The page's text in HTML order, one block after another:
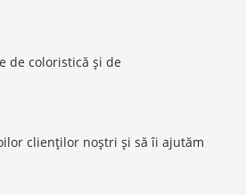
de coloristică și de
clienților noștri și să îi ajutăm